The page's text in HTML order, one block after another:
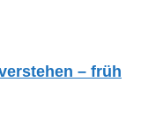
– früh